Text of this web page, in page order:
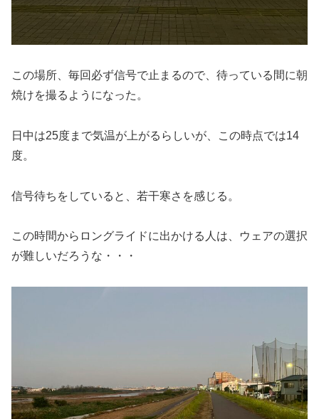
この場所、毎回必ず信号で止まるので、待っている間に朝
焼けを撮るようになった。
日中は25度まで気温が上がるらしいが、この時点では14
度。
信号待ちをしていると、若干寒さを感じる。
この時間からロングライドに出かける人は、ウェアの選択
が難しいだろうな・・・